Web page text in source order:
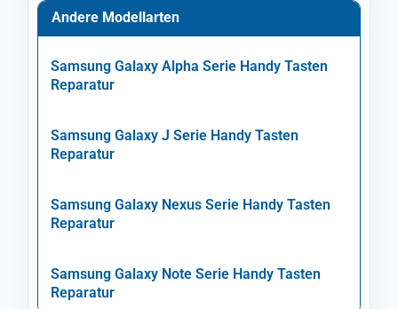
Andere Modellarten
Samsung Galaxy Alpha Serie Handy Tasten
Reparatur
Samsung Galaxy J Serie Handy Tasten
Reparatur
Samsung Galaxy Nexus Serie Handy Tasten
Reparatur
Samsung Galaxy Note Serie Handy Tasten
Reparatur